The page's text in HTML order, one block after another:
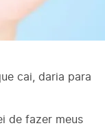
cai, daria para
de fazer meus